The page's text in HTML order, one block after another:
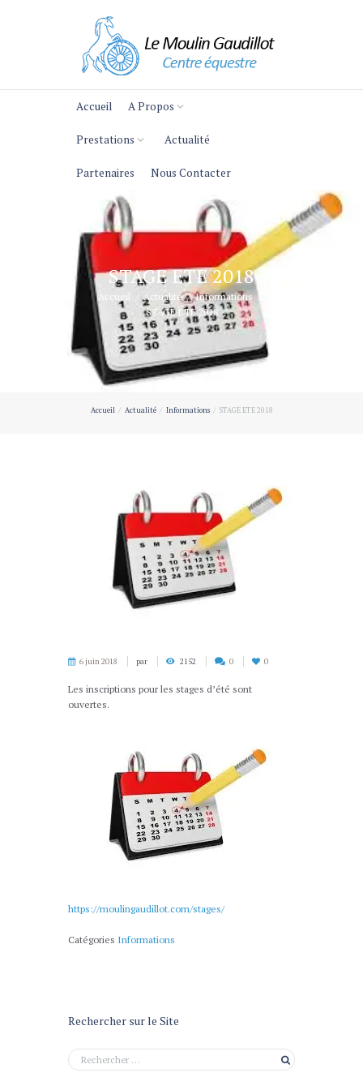
Accueil A Propos
Prestations Actualité
Partenaires Nous Contacter
STAGE ETE 2018
Accueil Actualité
Informations
STAGE ETE 2018
Accueil Actualité Informations STAGE ETE 2018
6 juin 2018 par 2152 0 0
Les inscriptions pour les stages d’été sont
ouvertes.
https://moulingaudillot.com/stages/
Catégories Informations
Rechercher sur le Site